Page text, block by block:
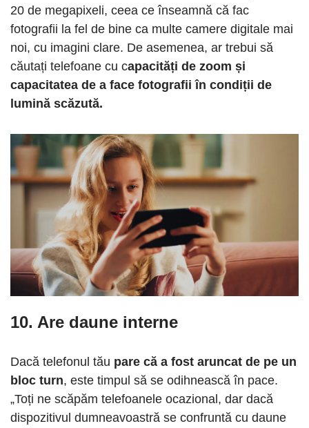
20 de megapixeli, ceea ce înseamnă că fac
fotografii la fel de bine ca multe camere digitale mai
noi, cu imagini clare. De asemenea, ar trebui să
căutați telefoane cu capacități de zoom și
capacitatea de a face fotografii în condiții de
lumină scăzută.
10. Are daune interne
Dacă telefonul tău pare că a fost aruncat de pe un
bloc turn, este timpul să se odihnească în pace.
„Toți ne scăpăm telefoanele ocazional, dar dacă
dispozitivul dumneavoastră se confruntă cu daune